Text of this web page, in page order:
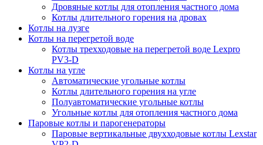
Дровяные котлы для отопления частного дома
Котлы длительного горения на дровах
Котлы на лузге
Котлы на перегретой воде
Котлы трехходовые на перегретой воде Lexpro
PV3-D
Котлы на угле
Автоматические угольные котлы
Котлы длительного горения на угле
Полуавтоматические угольные котлы
Угольные котлы для отопления частного дома
Паровые котлы и парогенераторы
Паровые вертикальные двухходовые котлы Lexstar